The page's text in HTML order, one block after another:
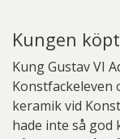
Kungen
Kung Gustav VI
Konstfackeleven
keramik vid
hade inte så